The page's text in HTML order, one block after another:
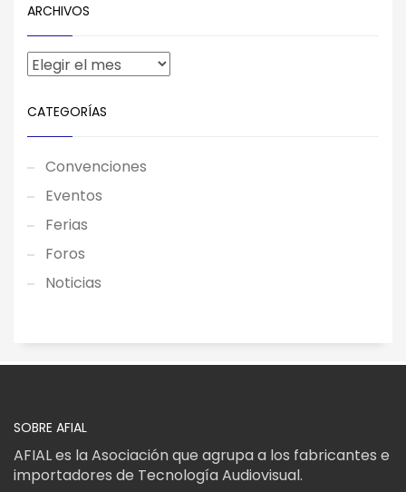
ARCHIVOS
CATEGORÍAS
Convenciones
Eventos
Ferias
Foros
Noticias
SOBRE AFIAL
AFIAL es la Asociación que agrupa a los fabricantes e
importadores de Tecnología Audiovisual.